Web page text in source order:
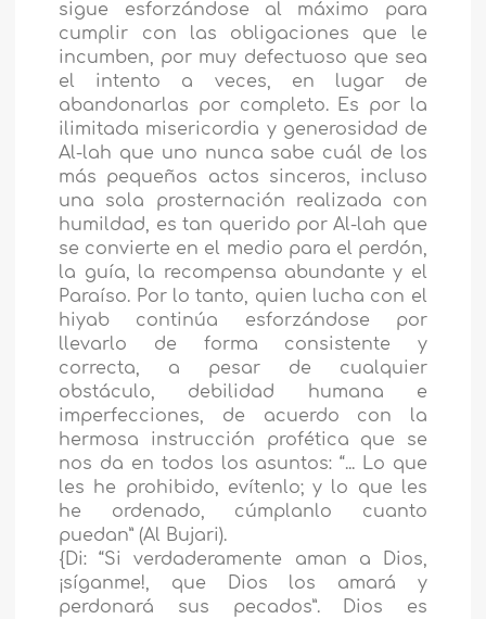
sigue esforzándose al máximo para
cumplir con las obligaciones que le
incumben, por muy defectuoso que sea
el intento a veces, en lugar de
abandonarlas por completo. Es por la
ilimitada misericordia y generosidad de
Al-lah que uno nunca sabe cuál de los
más pequeños actos sinceros, incluso
una sola prosternación realizada con
humildad, es tan querido por Al-lah que
se convierte en el medio para el perdón,
la guía, la recompensa abundante y el
Paraíso. Por lo tanto, quien lucha con el
hiyab continúa esforzándose por
llevarlo de forma consistente y
correcta, a pesar de cualquier
obstáculo, debilidad humana e
imperfecciones, de acuerdo con la
hermosa instrucción profética que se
nos da en todos los asuntos: “... Lo que
les he prohibido, evítenlo; y lo que les
he ordenado, cúmplanlo cuanto
puedan” (Al Bujari).
{Di: “Si verdaderamente aman a Dios,
¡síganme!, que Dios los amará y
perdonará sus pecados”. Dios es